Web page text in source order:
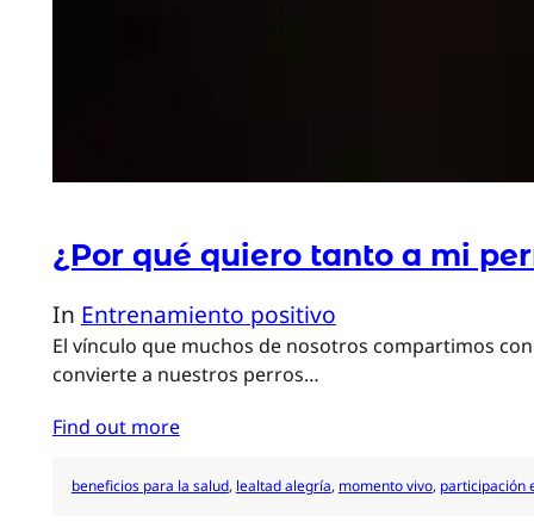
¿Por qué quiero tanto a mi
In Entrenamiento positivo
El vínculo que muchos de nosotros compartimos
convierte a nuestros perros…
Find out more
beneficios para la salud, lealtad alegría, momento vivo, participación